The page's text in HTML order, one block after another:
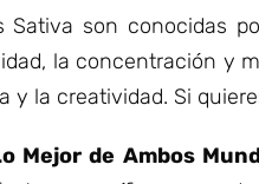
Sativa son conocidas
la concentración y
y la creatividad. Si
Mejor de Ambos